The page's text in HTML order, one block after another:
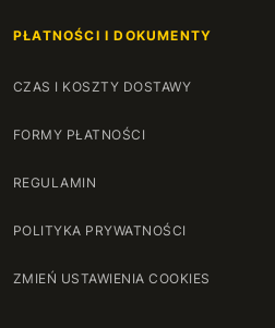
PŁATNOŚCI I DOKUMENTY
CZAS I KOSZTY DOSTAWY
FORMY PŁATNOŚCI
REGULAMIN
POLITYKA PRYWATNOŚCI
ZMIEŃ USTAWIENIA COOKIES